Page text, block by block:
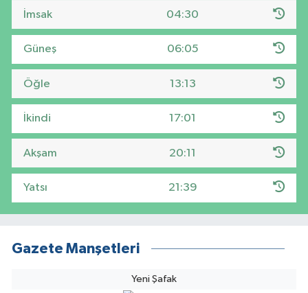
İmsak 04:30
Güneş 06:05
Öğle 13:13
İkindi 17:01
Akşam 20:11
Yatsı 21:39
Gazete Manşetleri
Yeni Şafak